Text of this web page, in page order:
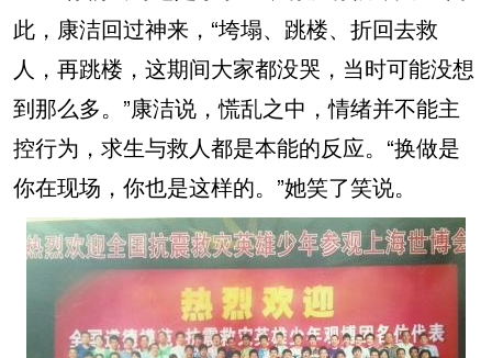
此，康洁回过神来，“垮塌、跳楼、折回去救
人，再跳楼，这期间大家都没哭，当时可能没想
到那么多。”康洁说，慌乱之中，情绪并不能主
控行为，求生与救人都是本能的反应。“换做是
你在现场，你也是这样的。”她笑了笑说。